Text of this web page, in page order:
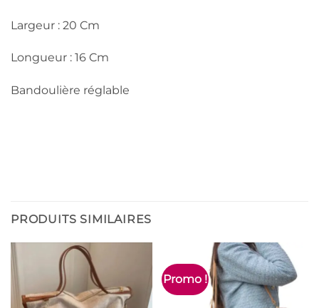
Largeur : 20 Cm
Longueur : 16 Cm
Bandoulière réglable
PRODUITS SIMILAIRES
Promo !